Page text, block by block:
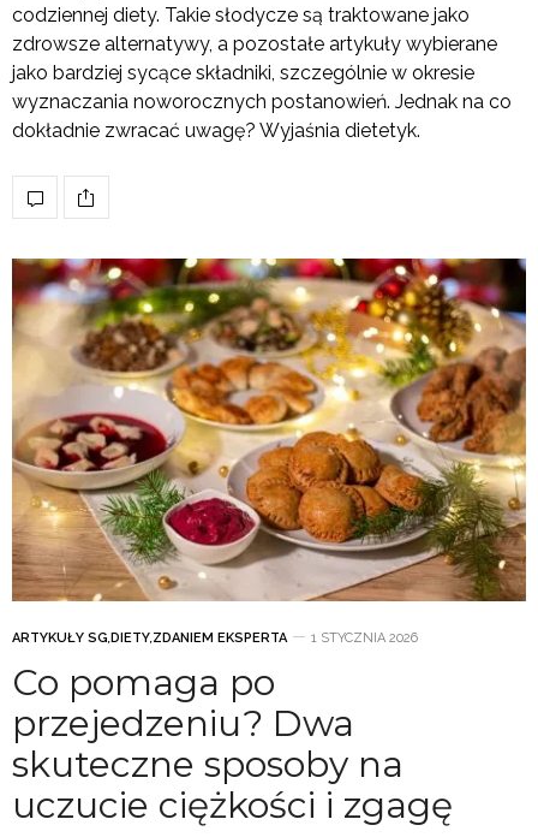
codziennej diety. Takie słodycze są traktowane jako
zdrowsze alternatywy, a pozostałe artykuły wybierane
jako bardziej sycące składniki, szczególnie w okresie
wyznaczania noworocznych postanowień. Jednak na co
dokładnie zwracać uwagę? Wyjaśnia dietetyk.
ARTYKUŁY SG,DIETY,ZDANIEM EKSPERTA 1 STYCZNIA 2026
Co pomaga po
przejedzeniu? Dwa
skuteczne sposoby na
uczucie ciężkości i zgagę